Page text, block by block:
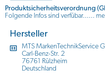
Produktsicherheitsverordnung
Folgende Infos sind verfübar......
Hersteller
MTS MarkenTechnikService
Carl-Benz-Str. 2
76761 Rülzheim
Deutschland